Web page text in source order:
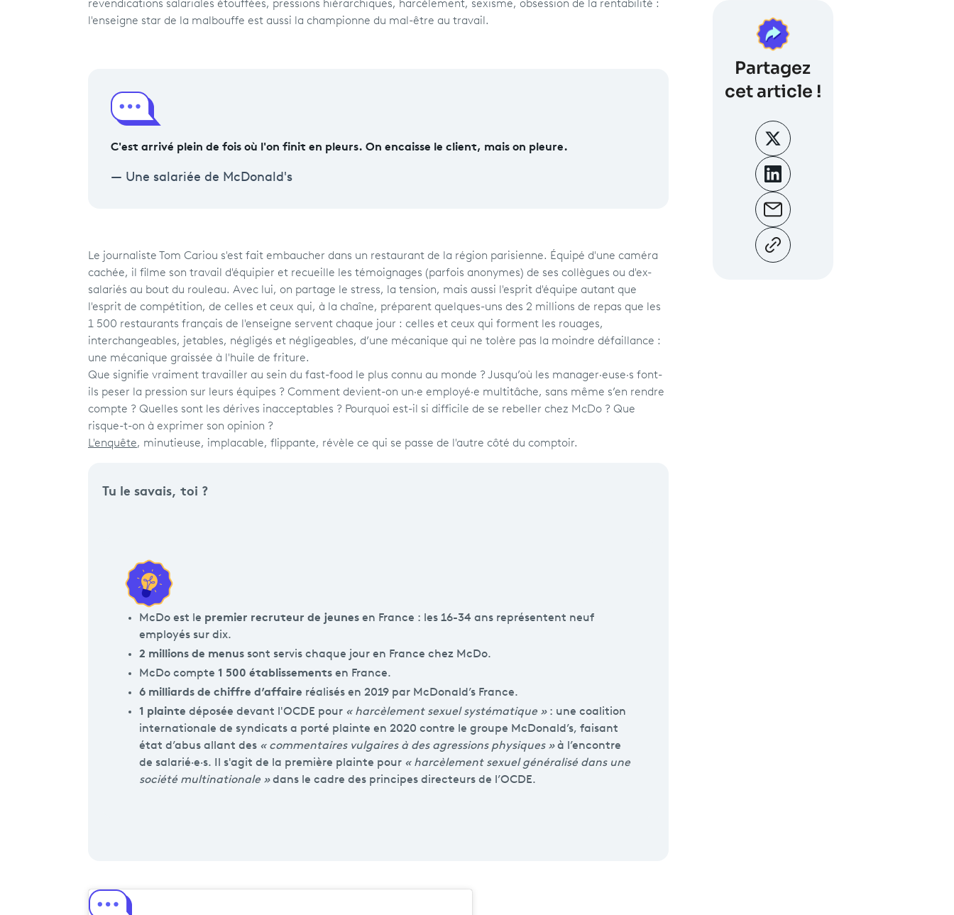
revendications salariales étouffées, pressions hiérarchiques, harcèlement, sexisme, obsession de la rentabilité :
l'enseigne star de la malbouffe est aussi la championne du mal-être au travail.
C'est arrivé plein de fois où l'on finit en pleurs. On encaisse le client, mais on pleure.
Une salariée de McDonald's
Le journaliste Tom Cariou s'est fait embaucher dans un restaurant de la région parisienne. Équipé d'une caméra
cachée, il filme son travail d'équipier et recueille les témoignages (parfois anonymes) de ses collègues ou d'ex-
salariés au bout du rouleau. Avec lui, on partage le stress, la tension, mais aussi l'esprit d'équipe autant que
l'esprit de compétition, de celles et ceux qui, à la chaîne, préparent quelques-uns des 2 millions de repas que les
1 500 restaurants français de l'enseigne servent chaque jour : celles et ceux qui forment les rouages,
interchangeables, jetables, négligés et négligeables, d’une mécanique qui ne tolère pas la moindre défaillance :
une mécanique graissée à l'huile de friture.
Que signifie vraiment travailler au sein du fast-food le plus connu au monde ? Jusqu’où les manager·euse·s font-
ils peser la pression sur leurs équipes ? Comment devient-on un·e employé·e multitâche, sans même s’en rendre
compte ? Quelles sont les dérives inacceptables ? Pourquoi est-il si difficile de se rebeller chez McDo ? Que
risque-t-on à exprimer son opinion ?
L'enquête, minutieuse, implacable, flippante, révèle ce qui se passe de l'autre côté du comptoir.
Tu le savais, toi ?
McDo est le premier recruteur de jeunes en France : les 16-34 ans représentent neuf
employés sur dix.
2 millions de menus sont servis chaque jour en France chez McDo.
McDo compte 1 500 établissements en France.
6 milliards de chiffre d’affaire réalisés en 2019 par McDonald’s France.
1 plainte déposée devant l'OCDE pour « harcèlement sexuel systématique »: une coalition
internationale de syndicats a porté plainte en 2020 contre le groupe McDonald’s, faisant
état d’abus allant des « commentaires vulgaires à des agressions physiques »à l’encontre
de salarié·e·s. Il s'agit de la première plainte pour « harcèlement sexuel généralisé dans une
société multinationale »dans le cadre des principes directeurs de l’OCDE.
Partagez
cet article !